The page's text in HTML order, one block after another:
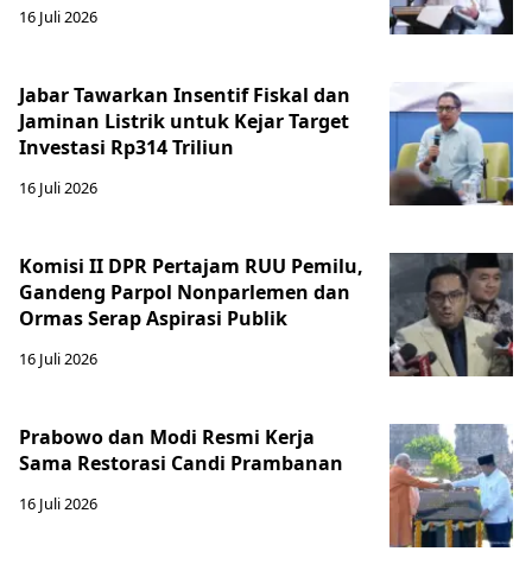
16 Juli 2026
Jabar Tawarkan Insentif Fiskal dan
Jaminan Listrik untuk Kejar Target
Investasi Rp314 Triliun
16 Juli 2026
Komisi II DPR Pertajam RUU Pemilu,
Gandeng Parpol Nonparlemen dan
Ormas Serap Aspirasi Publik
16 Juli 2026
Prabowo dan Modi Resmi Kerja
Sama Restorasi Candi Prambanan
16 Juli 2026